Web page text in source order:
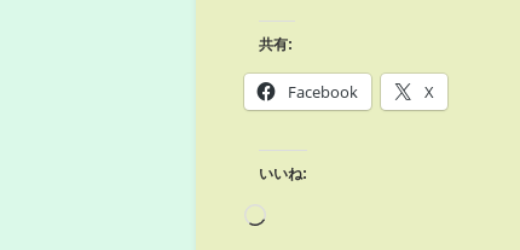
共有:
Facebook X
いいね: